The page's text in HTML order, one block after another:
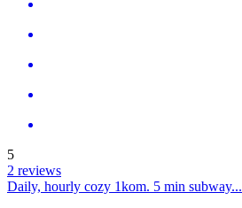
5
2 reviews
Daily, hourly cozy 1kom. 5 min subway...